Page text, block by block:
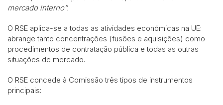
mercado interno”.
O RSE aplica-se a todas as atividades económicas na UE:
abrange tanto concentrações (fusões e aquisições) como
procedimentos de contratação pública e todas as outras
situações de mercado.
O RSE concede à Comissão três tipos de instrumentos
principais: